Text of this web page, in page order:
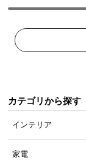
カテゴリから探す
インテリア
家電